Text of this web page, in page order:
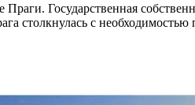
Государственная
столкнулась с